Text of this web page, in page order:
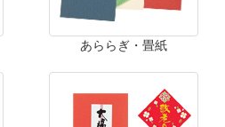
あららぎ・畳紙